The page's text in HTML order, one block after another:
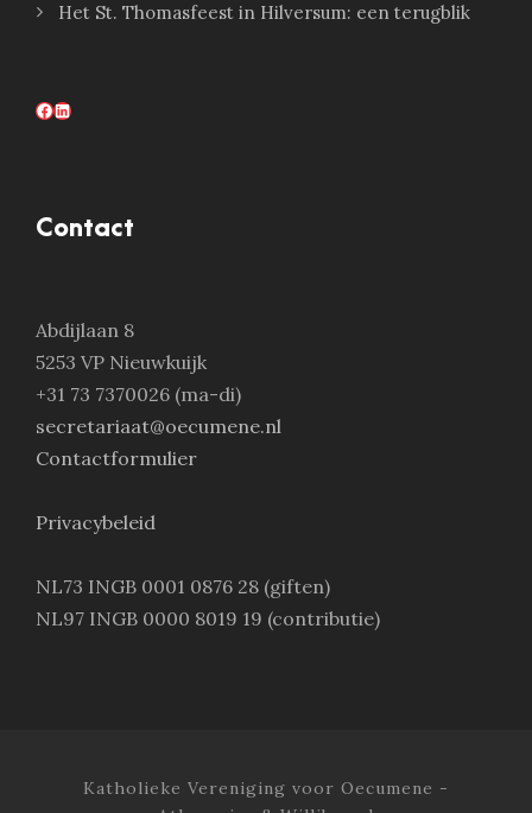
Het St. Thomasfeest in Hilversum: een terugblik
Facebook LinkedIn
Contact
Abdijlaan 8
5253 VP Nieuwkuijk
+31 73 7370026 (ma-di)
secretariaat@oecumene.nl
Contactformulier
Privacybeleid
NL73 INGB 0001 0876 28 (giften)
NL97 INGB 0000 8019 19 (contributie)
Katholieke Vereniging voor Oecumene -